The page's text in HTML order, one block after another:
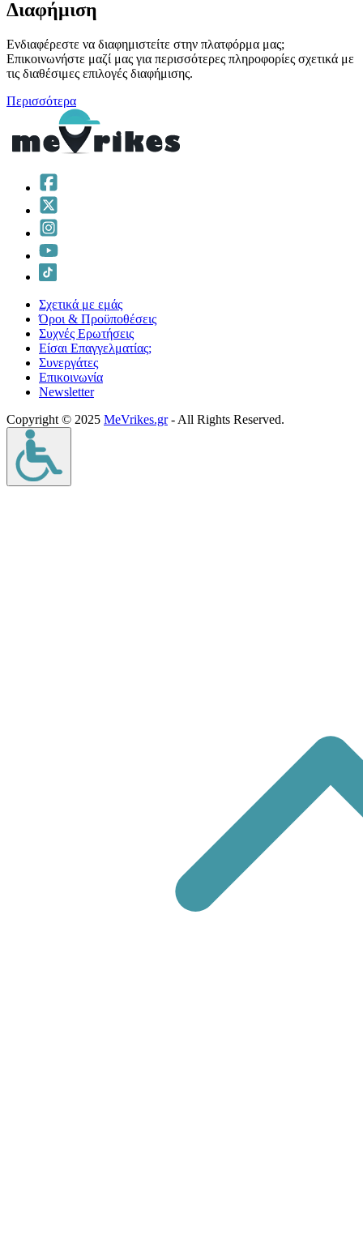
Διαφήμιση
Ενδιαφέρεστε να διαφημιστείτε στην πλατφόρμα μας;
Επικοινωνήστε μαζί μας για περισσότερες πληροφορίες σχετικά με
τις διαθέσιμες επιλογές διαφήμισης.
Περισσότερα
Σχετικά με εμάς
Όροι & Προϋποθέσεις
Συχνές Ερωτήσεις
Είσαι Επαγγελματίας;
Συνεργάτες
Επικοινωνία
Νewsletter
Copyright © 2025 MeVrikes.gr- All Rights Reserved.